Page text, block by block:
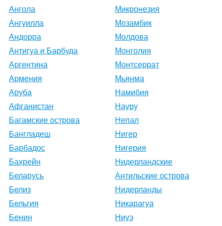
Ангола
Ангуилла
Андорра
Антигуа и Барбуда
Аргентина
Армения
Аруба
Афганистан
Багамские острова
Бангладеш
Барбадос
Бахрейн
Беларусь
Белиз
Бельгия
Бенин
Микронезия
Мозамбик
Молдова
Монголия
Монтсеррат
Мьянма
Намибия
Науру
Непал
Нигер
Нигерия
Нидерландские
Антильские острова
Нидерланды
Никарагуа
Ниуэ